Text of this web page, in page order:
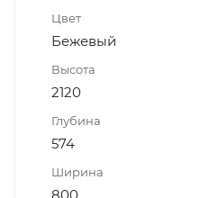
Цвет
Бежевый
Высота
2120
Глубина
574
Ширина
800